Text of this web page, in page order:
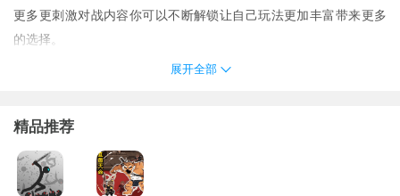
更多更刺激对战内容你可以不断解锁让自己玩法更加丰富带来更多
的选择。
切换机甲的输出装备摆放正确的位置会提升战斗实力
可以随意挑选喜欢的机器人角色去展开精彩冒险体验欢乐过程。
战斗比拼刺激PK战胜更多的对手赢取奖励提高战斗实力。
城市机场货机3D说明
展开全部
精品推荐